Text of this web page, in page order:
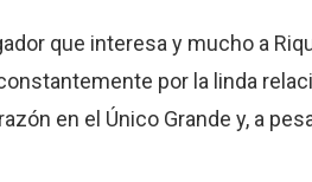
que interesa y mucho a
por la linda
en el Único Grande y, a